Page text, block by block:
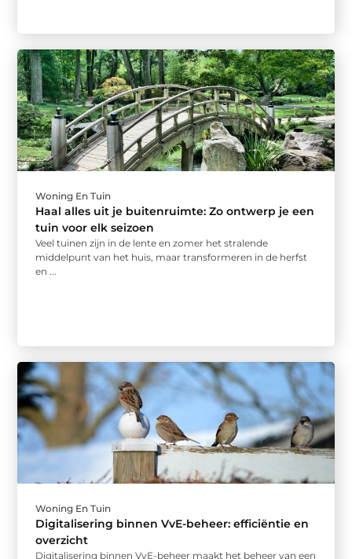
Woning En Tuin
Haal alles uit je buitenruimte: Zo ontwerp je een
tuin voor elk seizoen
Veel tuinen zijn in de lente en zomer het stralende
middelpunt van het huis, maar transformeren in de herfst
en ...
Woning En Tuin
Digitalisering binnen VvE-beheer: efficiëntie en
overzicht
Digitalisering binnen VvE-beheer maakt het beheer van een